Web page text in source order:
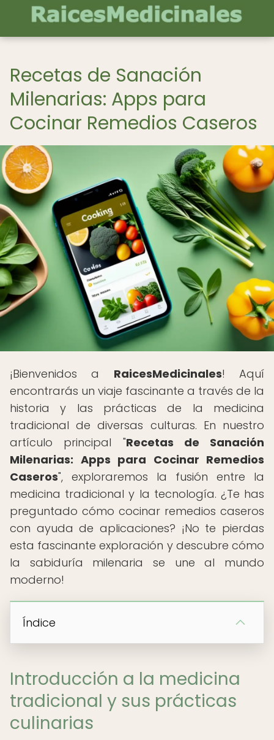
Recetas de Sanación
Milenarias: Apps para
Cocinar Remedios Caseros
¡Bienvenidos a RaicesMedicinales! Aquí
encontrarás un viaje fascinante a través de la
historia y las prácticas de la medicina
tradicional de diversas culturas. En nuestro
artículo principal "Recetas de Sanación
Milenarias: Apps para Cocinar Remedios
Caseros", exploraremos la fusión entre la
medicina tradicional y la tecnología. ¿Te has
preguntado cómo cocinar remedios caseros
con ayuda de aplicaciones? ¡No te pierdas
esta fascinante exploración y descubre cómo
la sabiduría milenaria se une al mundo
moderno!
Índice
Introducción a la medicina
tradicional y sus prácticas
culinarias